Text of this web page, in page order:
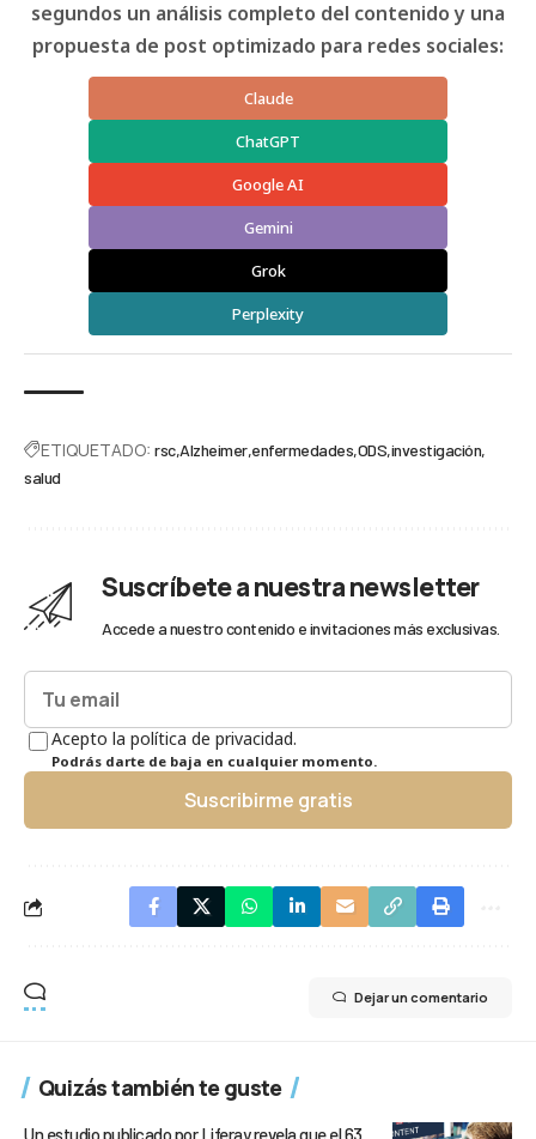
segundos un análisis completo del contenido y una
propuesta de post optimizado para redes sociales:
Claude
ChatGPT
Google AI
Gemini
Grok
Perplexity
ETIQUETADO: rsc Alzheimer enfermedades ODS investigación
salud
Suscríbete a nuestra newsletter
Accede a nuestro contenido e invitaciones más exclusivas.
Acepto la política de privacidad.
Podrás darte de baja en cualquier momento.
Suscribirme gratis
Dejar un comentario
Quizás también te guste